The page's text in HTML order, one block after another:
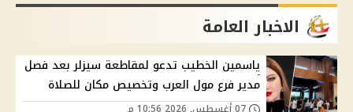
الاخبار العامة
ياسمين الخطيب تدعو لمقاطعة سيزلر بعد فصل
مدير فرع مول العرب وتخصيص مكان للصلاة